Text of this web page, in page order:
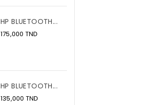
HP BLUETOOTH...
175,000 TND
HP BLUETOOTH...
135,000 TND